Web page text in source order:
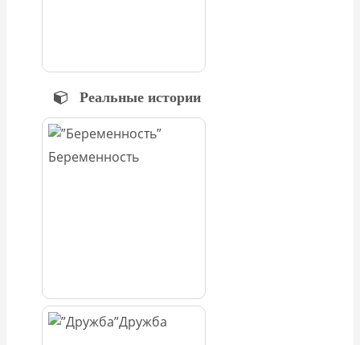
Реальные истории
Беременность
Дружба